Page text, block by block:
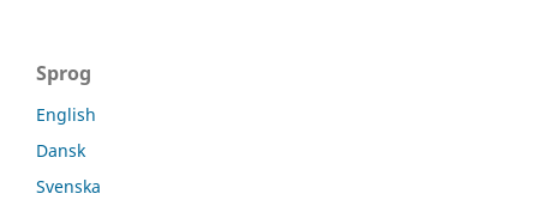
Sprog
English
Dansk
Svenska